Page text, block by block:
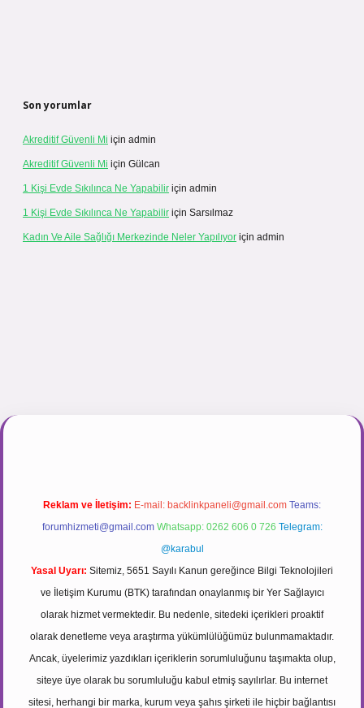
Son yorumlar
Akreditif Güvenli Mi için admin
Akreditif Güvenli Mi için Gülcan
1 Kişi Evde Sıkılınca Ne Yapabilir için admin
1 Kişi Evde Sıkılınca Ne Yapabilir için Sarsılmaz
Kadın Ve Aile Sağlığı Merkezinde Neler Yapılıyor için admin
Reklam ve İletişim: E-mail: backlinkpaneli@gmail.com Teams:
forumhizmeti@gmail.com Whatsapp: 0262 606 0 726 Telegram:
@karabul
Yasal Uyarı: Sitemiz, 5651 Sayılı Kanun gereğince Bilgi Teknolojileri
ve İletişim Kurumu (BTK) tarafından onaylanmış bir Yer Sağlayıcı
olarak hizmet vermektedir. Bu nedenle, sitedeki içerikleri proaktif
olarak denetleme veya araştırma yükümlülüğümüz bulunmamaktadır.
Ancak, üyelerimiz yazdıkları içeriklerin sorumluluğunu taşımakta olup,
siteye üye olarak bu sorumluluğu kabul etmiş sayılırlar. Bu internet
sitesi, herhangi bir marka, kurum veya şahıs şirketi ile hiçbir bağlantısı